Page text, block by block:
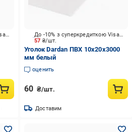
До -10% з суперкредиткою Visa Вигода
57 ₴/шт.
До -10% з суперкредиткою Visa Вигода
Уголок Dardan ПВХ 10х20х3000
мм белый
оценить
60 ₴/шт.
Доставим